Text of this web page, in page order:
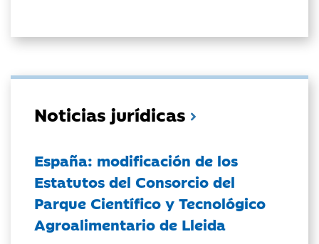
Noticias jurídicas
España: modificación de los
Estatutos del Consorcio del
Parque Científico y Tecnológico
Agroalimentario de Lleida